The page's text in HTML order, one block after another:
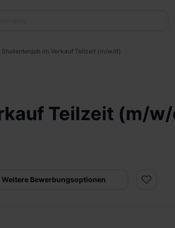
Studentenjob im Verkauf Teilzeit (m/w/d)
Teilzeit (m/
Weitere Bewerbungsoptionen